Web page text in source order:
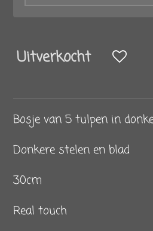
Uitverkocht
Bosje van 5 tulpen in
Donkere stelen en blad
30cm
Real touch